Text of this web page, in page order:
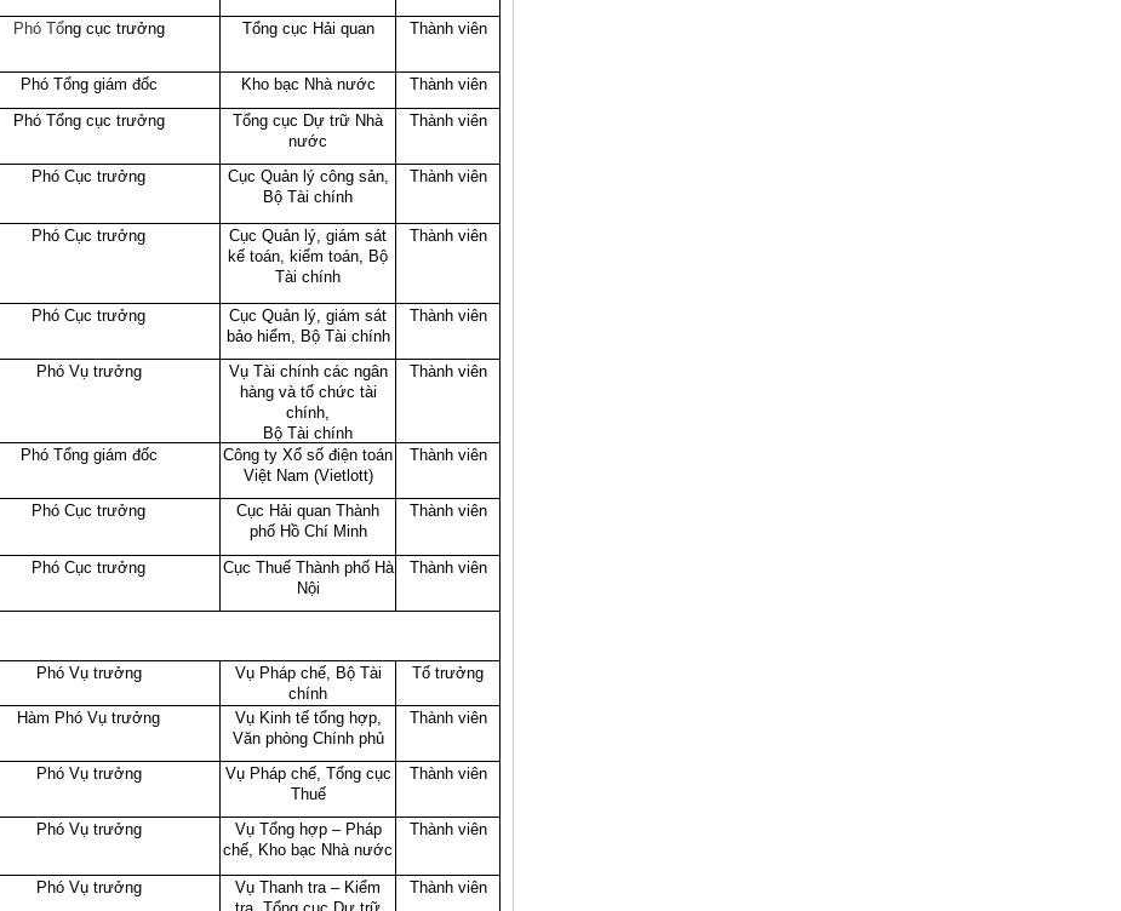
Phó Tổng cục trưởng Tổng cục Hải quan Thành viên
Phó Tổng giám đốc Kho bạc Nhà nước
Thành viên
Phó Tổng cục trưởng
Tổng cục Dự trữ Nhà
nước
Thành viên
Phó Cục trưởng
Cục Quản lý công sản,
Bộ Tài chính
Thành viên
Phó Cục trưởng
Cục Quản lý, giám sát
kế toán, kiểm toán, Bộ
Tài chính
Thành viên
Phó Cục trưởng
Cục Quản lý, giám sát
bảo hiểm, Bộ Tài chính
Thành viên
Phó Vụ trưởng
Vụ Tài chính các ngân
hàng và tổ chức tài
chính,
Bộ Tài chính
Thành viên
Phó Tổng giám đốc
Công ty Xổ số điện toán
Việt Nam (Vietlott)
Thành viên
Phó Cục trưởng
Cục Hải quan Thành
phố Hồ Chí Minh
Thành viên
Phó Cục trưởng
Cục Thuế Thành phố Hà
Nội
Thành viên
Phó Vụ trưởng
Vụ Pháp chế, Bộ Tài
chính
Tổ trưởng
Hàm Phó Vụ trưởng
Vụ Kinh tế tổng hợp,
Văn phòng Chính phủ
Thành viên
Phó Vụ trưởng
Vụ Pháp chế, Tổng cục
Thuế
Thành viên
Phó Vụ trưởng
Vụ Tổng hợp – Pháp
chế, Kho bạc Nhà nước
Thành viên
Phó Vụ trưởng
Vụ Thanh tra – Kiểm
Thành viên